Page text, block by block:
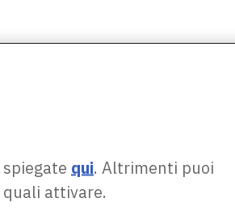
qui. Altrimenti puoi
attivare.